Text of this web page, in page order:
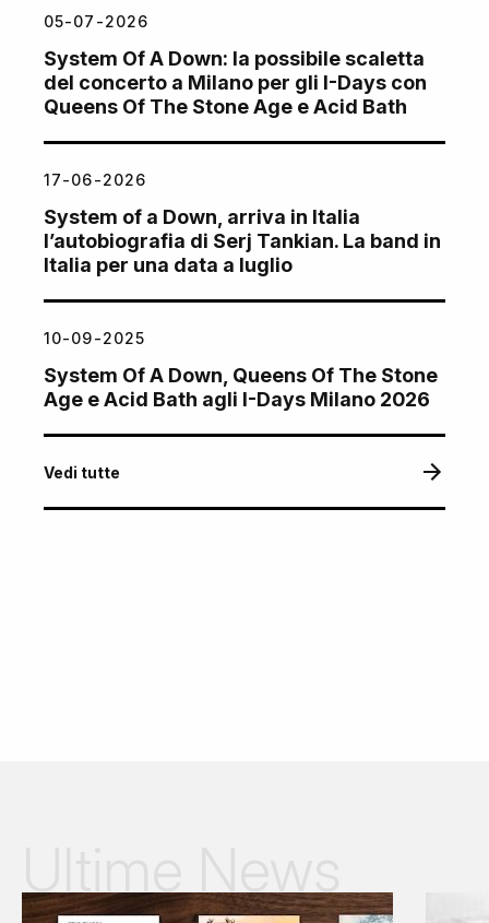
05-07-2026
System Of A Down: la possibile scaletta
del concerto a Milano per gli I-Days con
Queens Of The Stone Age e Acid Bath
17-06-2026
System of a Down, arriva in Italia
l’autobiografia di Serj Tankian. La band in
Italia per una data a luglio
10-09-2025
System Of A Down, Queens Of The Stone
Age e Acid Bath agli I-Days Milano 2026
Vedi tutte